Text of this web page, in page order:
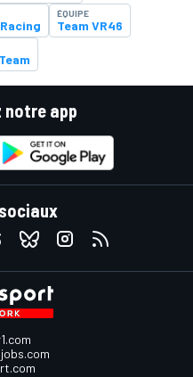
ÉQUIPE
Team VR46
notre app